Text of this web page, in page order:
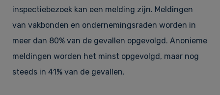
inspectiebezoek kan een melding zijn. Meldingen
van vakbonden en ondernemingsraden worden in
meer dan 80% van de gevallen opgevolgd. Anonieme
meldingen worden het minst opgevolgd, maar nog
steeds in 41% van de gevallen.